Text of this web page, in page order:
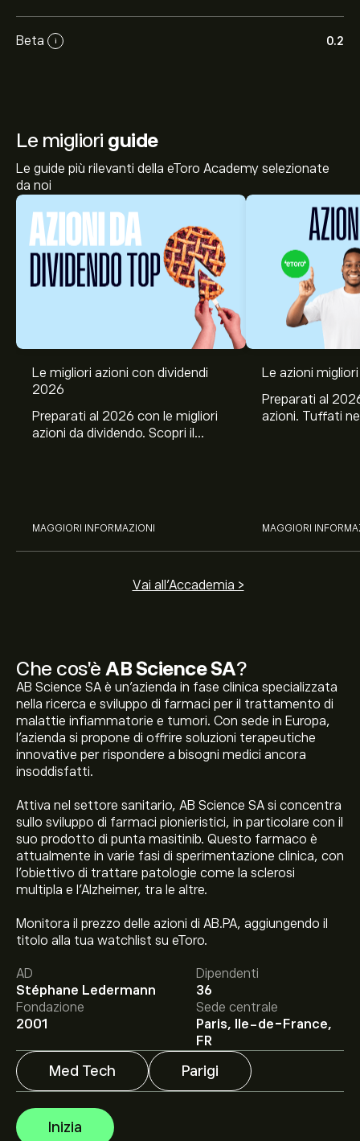
Beta i 0.2
Che cos'è AB Science SA?
AB Science SA è un'azienda in fase clinica specializzata
nella ricerca e sviluppo di farmaci per il trattamento di
malattie infiammatorie e tumori. Con sede in Europa,
l'azienda si propone di offrire soluzioni terapeutiche
innovative per rispondere a bisogni medici ancora
insoddisfatti.
Attiva nel settore sanitario, AB Science SA si concentra
sullo sviluppo di farmaci pionieristici, in particolare con il
suo prodotto di punta masitinib. Questo farmaco è
attualmente in varie fasi di sperimentazione clinica, con
l'obiettivo di trattare patologie come la sclerosi
multipla e l'Alzheimer, tra le altre.
Monitora il prezzo delle azioni di AB.PA, aggiungendo il
titolo alla tua watchlist su eToro.
AD
Stéphane Ledermann
Dipendenti
36
Fondazione
2001
Sede centrale
Paris, Ile-de-France,
FR
Med Tech Parigi
Inizia
Le migliori guide
Le guide più rilevanti della eToro Academy selezionate
da noi
Le migliori azioni con dividendi
2026
Preparati al 2026 con le migliori
azioni da dividendo. Scopri il
MAGGIORI INFORMAZIONI
Le azioni
Preparati al
azioni. Tuffati
MAGGIORI
Vai all'Accademia >
Il prezzo attuale delle azioni AB.PA è di 0.746‎€‎.
Il target di prezzo medio per le azioni AB Science SA è di
0.746‎€‎.
su eToro per previsioni dettagliate degli
Gli analisti offrono previsioni per le azioni AB Science SA
basate su tendenze di mercato, rapporti finanziari e
crescita prevista. Consulta le previsioni recenti per i
futuri movimenti dei prezzi.